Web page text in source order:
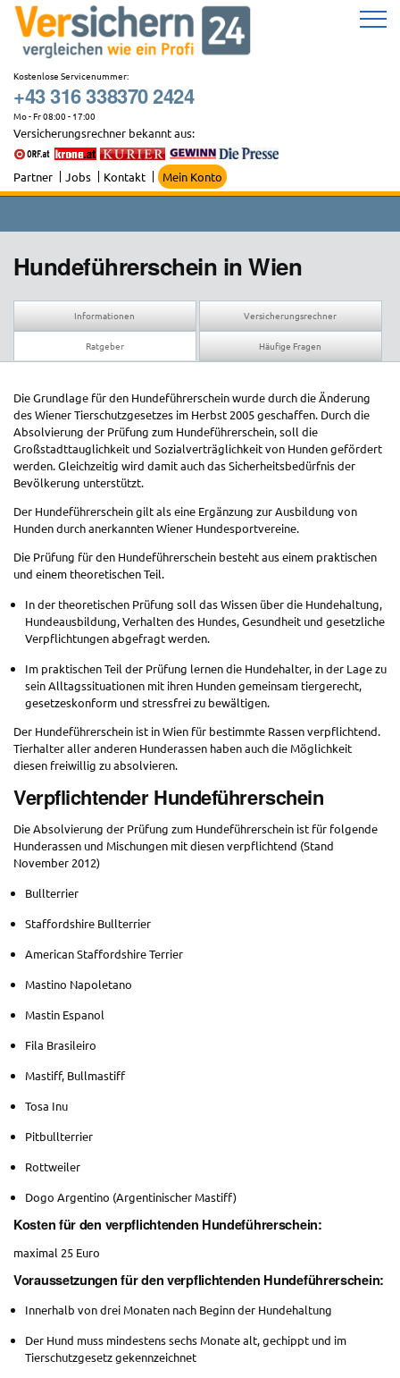
Zum
Inhalt
springen
Kostenlose Servicenummer:
+43 316 338370 2424
Mo - Fr 08:00 - 17:00
Versicherungsrechner bekannt aus:
Partner Jobs Kontakt Mein Konto
Hundeführerschein in Wien
Informationen Versicherungsrechner
Ratgeber Häufige Fragen
Die Grundlage für den Hundeführerschein wurde durch die Änderung
des Wiener Tierschutzgesetzes im Herbst 2005 geschaffen. Durch die
Absolvierung der Prüfung zum Hundeführerschein, soll die
Großstadttauglichkeit und Sozialverträglichkeit von Hunden gefördert
werden. Gleichzeitig wird damit auch das Sicherheitsbedürfnis der
Bevölkerung unterstützt.
Der Hundeführerschein gilt als eine Ergänzung zur Ausbildung von
Hunden durch anerkannten Wiener Hundesportvereine.
Die Prüfung für den Hundeführerschein besteht aus einem praktischen
und einem theoretischen Teil.
In der theoretischen Prüfung soll das Wissen über die Hundehaltung,
Hundeausbildung, Verhalten des Hundes, Gesundheit und gesetzliche
Verpflichtungen abgefragt werden.
Im praktischen Teil der Prüfung lernen die Hundehalter, in der Lage zu
sein Alltagssituationen mit ihren Hunden gemeinsam tiergerecht,
gesetzeskonform und stressfrei zu bewältigen.
Der Hundeführerschein ist in Wien für bestimmte Rassen verpflichtend.
Tierhalter aller anderen Hunderassen haben auch die Möglichkeit
diesen freiwillig zu absolvieren.
Verpflichtender Hundeführerschein
Die Absolvierung der Prüfung zum Hundeführerschein ist für folgende
Hunderassen und Mischungen mit diesen verpflichtend (Stand
November 2012)
Bullterrier
Staffordshire Bullterrier
American Staffordshire Terrier
Mastino Napoletano
Mastin Espanol
Fila Brasileiro
Mastiff, Bullmastiff
Tosa Inu
Pitbullterrier
Rottweiler
Dogo Argentino (Argentinischer Mastiff)
Kosten für den verpflichtenden Hundeführerschein:
maximal 25 Euro
Voraussetzungen für den verpflichtenden Hundeführerschein:
Innerhalb von drei Monaten nach Beginn der Hundehaltung
Der Hund muss mindestens sechs Monate alt, gechippt und im
Tierschutzgesetz gekennzeichnet